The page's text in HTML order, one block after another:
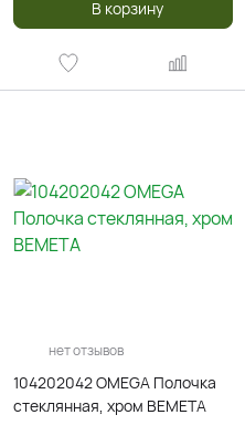
В корзину
нет отзывов
104202042 OMEGA Полочка
стеклянная, хром BEMETA